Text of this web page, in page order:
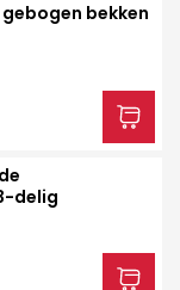
bekken
delig